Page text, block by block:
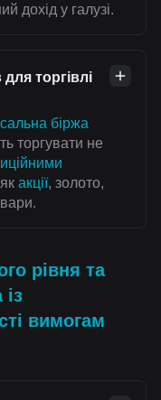
дохід у галузі.
торгівлі
біржа
торгувати не
акції, золото,
рівня та
вимогам